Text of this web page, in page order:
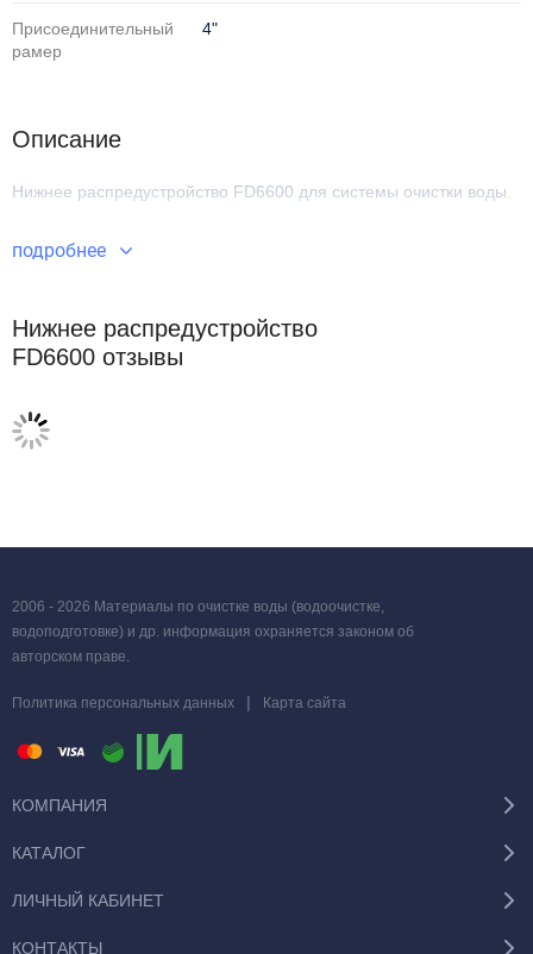
Присоединительный
рамер
4"
Описание
Нижнее распредустройство FD6600 для системы очистки воды.
подробнее
Нижнее распредустройство
FD6600 отзывы
2006 - 2026 Материалы по очистке воды (водоочистке,
водоподготовке) и др. информация охраняется законом об
авторском праве.
Политика персональных данных | Карта сайта
КОМПАНИЯ
КАТАЛОГ
ЛИЧНЫЙ КАБИНЕТ
КОНТАКТЫ